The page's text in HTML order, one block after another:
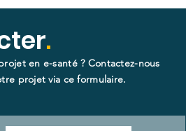
.
en e-santé ? Contactez-nous
projet via ce formulaire.​